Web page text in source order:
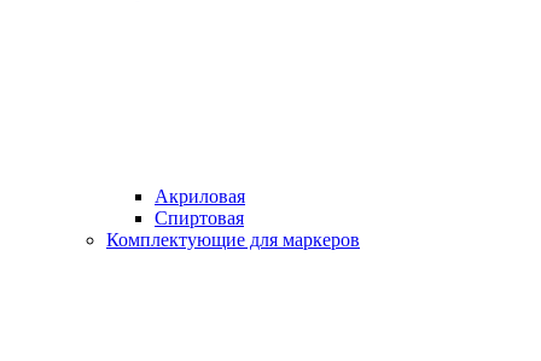
Акриловая
Спиртовая
Комплектующие для маркеров